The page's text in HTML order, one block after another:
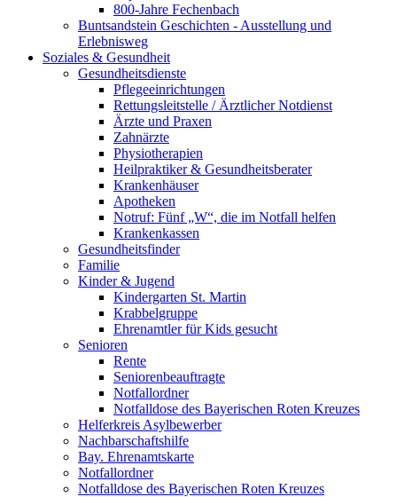
800-Jahre Fechenbach
Buntsandstein Geschichten - Ausstellung und
Erlebnisweg
Soziales & Gesundheit
Gesundheitsdienste
Pflegeeinrichtungen
Rettungsleitstelle / Ärztlicher Notdienst
Ärzte und Praxen
Zahnärzte
Physiotherapien
Heilpraktiker & Gesundheitsberater
Krankenhäuser
Apotheken
Notruf: Fünf „W“, die im Notfall helfen
Krankenkassen
Gesundheitsfinder
Familie
Kinder & Jugend
Kindergarten St. Martin
Krabbelgruppe
Ehrenamtler für Kids gesucht
Senioren
Rente
Seniorenbeauftragte
Notfallordner
Notfalldose des Bayerischen Roten Kreuzes
Helferkreis Asylbewerber
Nachbarschaftshilfe
Bay. Ehrenamtskarte
Notfallordner
Notfalldose des Bayerischen Roten Kreuzes